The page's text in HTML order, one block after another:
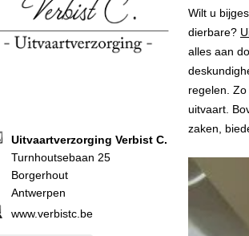
Uitvaartverzorging Verbist C.
Turnhoutsebaan 25
Borgerhout
Antwerpen
www.verbistc.be
Wilt u
dierbare?
alles aan
regelen.
uitvaart.
zaken,